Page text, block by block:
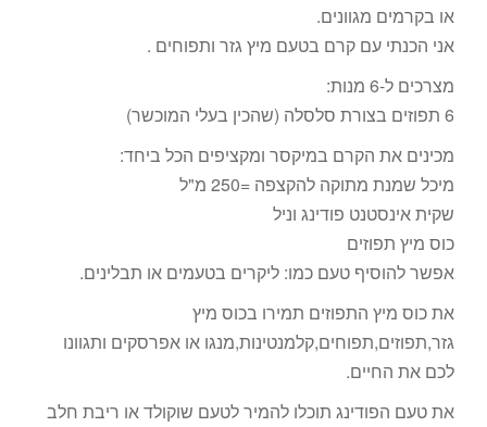
או בקרמים מגוונים.
אני הכנתי עם קרם בטעם מיץ גזר ותפוחים .
מצרכים ל-6 מנות:
6 תפוזים בצורת סלסלה (שהכין בעלי המוכשר)
מכינים את הקרם במיקסר ומקציפים הכל ביחד:
מיכל שמנת מתוקה להקצפה =250 מ"ל
שקית אינסטנט פודינג וניל
כוס מיץ תפוזים
אפשר להוסיף טעם כמו: ליקרים בטעמים או תבלינים.
את כוס מיץ התפוזים תמירו בכוס מיץ
גזר,תפוזים,תפוחים,קלמנטינות,מנגו או אפרסקים ותגוונו
לכם את החיים.
את טעם הפודינג תוכלו להמיר לטעם שוקולד או ריבת חלב